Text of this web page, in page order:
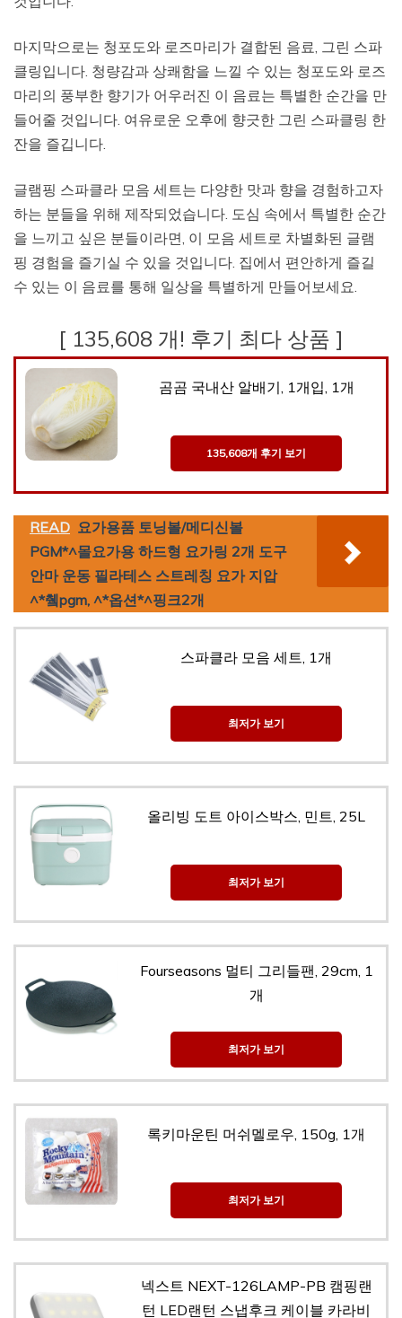
마지막으로는 청포도와 로즈마리가 결합된 음료, 그린 스파
클링입니다. 청량감과 상쾌함을 느낄 수 있는 청포도와 로즈
마리의 풍부한 향기가 어우러진 이 음료는 특별한 순간을 만
들어줄 것입니다. 여유로운 오후에 향긋한 그린 스파클링 한
잔을 즐깁니다.
글램핑 스파클라 모음 세트는 다양한 맛과 향을 경험하고자
하는 분들을 위해 제작되었습니다. 도심 속에서 특별한 순간
을 느끼고 싶은 분들이라면, 이 모음 세트로 차별화된 글램
핑 경험을 즐기실 수 있을 것입니다. 집에서 편안하게 즐길
수 있는 이 음료를 통해 일상을 특별하게 만들어보세요.
[ 135,608 개! 후기 최다 상품 ]
곰곰 국내산 알배기, 1개입, 1개
135,608개 후기 보기
READ 요가용품 토닝볼/메디신볼
PGM*^몰요가용 하드형 요가링 2개 도구
안마 운동 필라테스 스트레칭 요가 지압
^*췤pgm, ^*옵션*^핑크2개
스파클라 모음 세트, 1개
최저가 보기
올리빙 도트 아이스박스, 민트, 25L
최저가 보기
Fourseasons 멀티 그리들팬, 29cm, 1
개
최저가 보기
록키마운틴 머쉬멜로우, 150g, 1개
최저가 보기
넥스트 NEXT-126LAMP-PB 캠핑랜
턴 LED랜턴 스냅후크 케이블 카라비